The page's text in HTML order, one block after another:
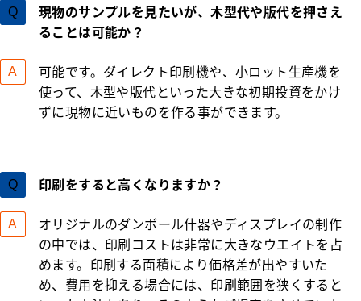
現物のサンプルを見たいが、木型代や版代を押さえ
ることは可能か？
可能です。ダイレクト印刷機や、小ロット生産機を
使って、木型や版代といった大きな初期投資をかけ
ずに現物に近いものを作る事ができます。
印刷をすると高くなりますか？
オリジナルのダンボール什器やディスプレイの制作
の中では、印刷コストは非常に大きなウエイトを占
めます。印刷する面積により価格差が出やすいた
め、費用を抑える場合には、印刷範囲を狭くすると